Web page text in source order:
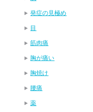
発症の見極め
目
筋肉痛
胸が痛い
胸焼け
腰痛
薬